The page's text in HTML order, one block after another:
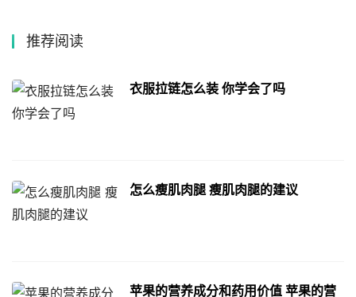
推荐阅读
衣服拉链怎么装 你学会了吗
怎么瘦肌肉腿 瘦肌肉腿的建议
苹果的营养成分和药用价值 苹果的营